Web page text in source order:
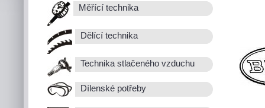
Měřící technika
Dělící technika
Technika stlačeného vzduchu
Dílenské potřeby